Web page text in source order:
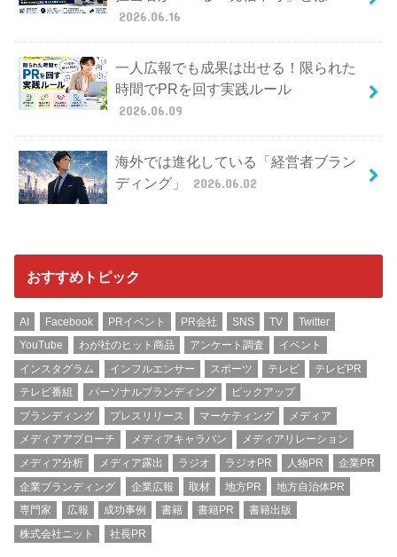
2026.06.16
一人広報でも成果は出せる！限られた
時間でPRを回す実践ルール
2026.06.09
海外では進化している「経営者ブラン
ディング」
2026.06.02
おすすめトピック
AI Facebook PRイベント PR会社 SNS TV
Twitter
YouTube
わが社のヒット商品 アンケート調査
イベント
インスタグラム
インフルエンサー スポーツ テレビ
テレビPR
テレビ番組
パーソナルブランディング
ピックアップ
ブランディング
プレスリリース マーケティング
メディア
メディアアプローチ
メディアキャラバン
メディアリレーション
メディア分析
メディア露出 ラジオ ラジオPR 人物PR
企業PR
企業ブランディング
企業広報 取材 地方PR
地方自治体PR
専門家
広報 成功事例 書籍 書籍PR
書籍出版
株式会社ニット
社長PR